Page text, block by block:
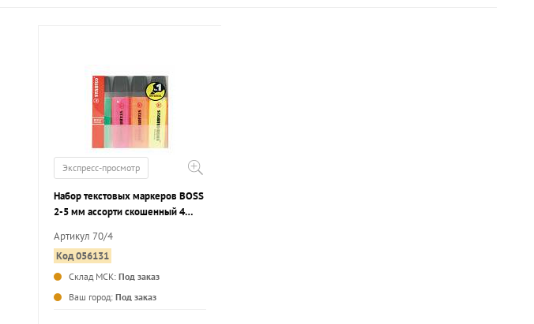
Экспресс-просмотр
Набор текстовых маркеров BOSS
2-5 мм ассорти скошенный 4
Артикул 70/4
Код 056131
Склад МСК: Под заказ
Ваш город: Под заказ